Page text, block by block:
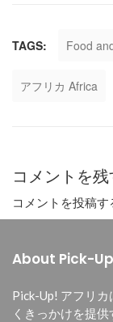
TAGS: Food
アフリカ Africa
コメントを残
コメントを投稿す
About Pick-
Pick-Up! アフリカ
くきっかけを提供